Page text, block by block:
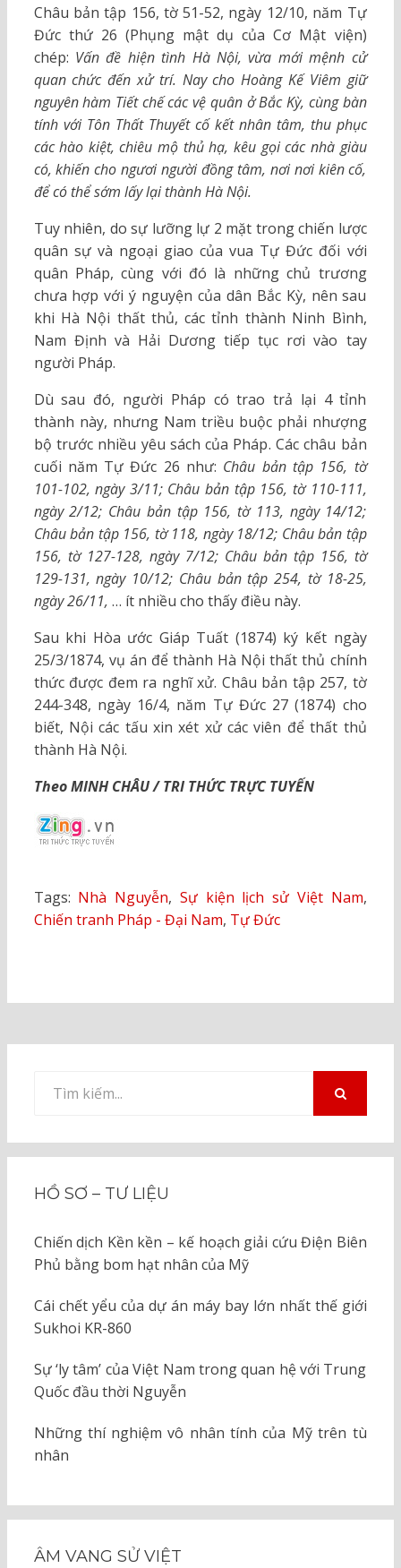
Châu bản tập 156, tờ 51-52, ngày 12/10, năm Tự
Đức thứ 26 (Phụng mật dụ của Cơ Mật viện)
chép: Vấn đề hiện tình Hà Nội, vừa mới mệnh cử
quan chức đến xử trí. Nay cho Hoàng Kế Viêm giữ
nguyên hàm Tiết chế các vệ quân ở Bắc Kỳ, cùng bàn
tính với Tôn Thất Thuyết cố kết nhân tâm, thu phục
các hào kiệt, chiêu mộ thủ hạ, kêu gọi các nhà giàu
có, khiến cho ngươi người đồng tâm, nơi nơi kiên cố,
để có thể sớm lấy lại thành Hà Nội.
Tuy nhiên, do sự lưỡng lự 2 mặt trong chiến lược
quân sự và ngoại giao của vua Tự Đức đối với
quân Pháp, cùng với đó là những chủ trương
chưa hợp với ý nguyện của dân Bắc Kỳ, nên sau
khi Hà Nội thất thủ, các tỉnh thành Ninh Bình,
Nam Định và Hải Dương tiếp tục rơi vào tay
người Pháp.
Dù sau đó, người Pháp có trao trả lại 4 tỉnh
thành này, nhưng Nam triều buộc phải nhượng
bộ trước nhiều yêu sách của Pháp. Các châu bản
cuối năm Tự Đức 26 như: Châu bản tập 156, tờ
101-102, ngày 3/11; Châu bản tập 156, tờ 110-111,
ngày 2/12; Châu bản tập 156, tờ 113, ngày 14/12;
Châu bản tập 156, tờ 118, ngày 18/12; Châu bản tập
156, tờ 127-128, ngày 7/12; Châu bản tập 156, tờ
129-131, ngày 10/12; Châu bản tập 254, tờ 18-25,
ngày 26/11, … ít nhiều cho thấy điều này.
Sau khi Hòa ước Giáp Tuất (1874) ký kết ngày
25/3/1874, vụ án để thành Hà Nội thất thủ chính
thức được đem ra nghĩ xử. Châu bản tập 257, tờ
244-348, ngày 16/4, năm Tự Đức 27 (1874) cho
biết, Nội các tấu xin xét xử các viên để thất thủ
thành Hà Nội.
Theo MINH CHÂU / TRI THỨC TRỰC TUYẾN
Tags: Nhà Nguyễn, Sự kiện lịch sử Việt Nam,
Chiến tranh Pháp - Đại Nam, Tự Đức
kiếm
HỒ SƠ – TƯ LIỆU
Chiến dịch Kền kền – kế hoạch giải cứu Điện Biên
Phủ bằng bom hạt nhân của Mỹ
Cái chết yểu của dự án máy bay lớn nhất thế giới
Sukhoi KR-860
Sự ‘ly tâm’ của Việt Nam trong quan hệ với Trung
Quốc đầu thời Nguyễn
Những thí nghiệm vô nhân tính của Mỹ trên tù
nhân
ÂM VANG SỬ VIỆT